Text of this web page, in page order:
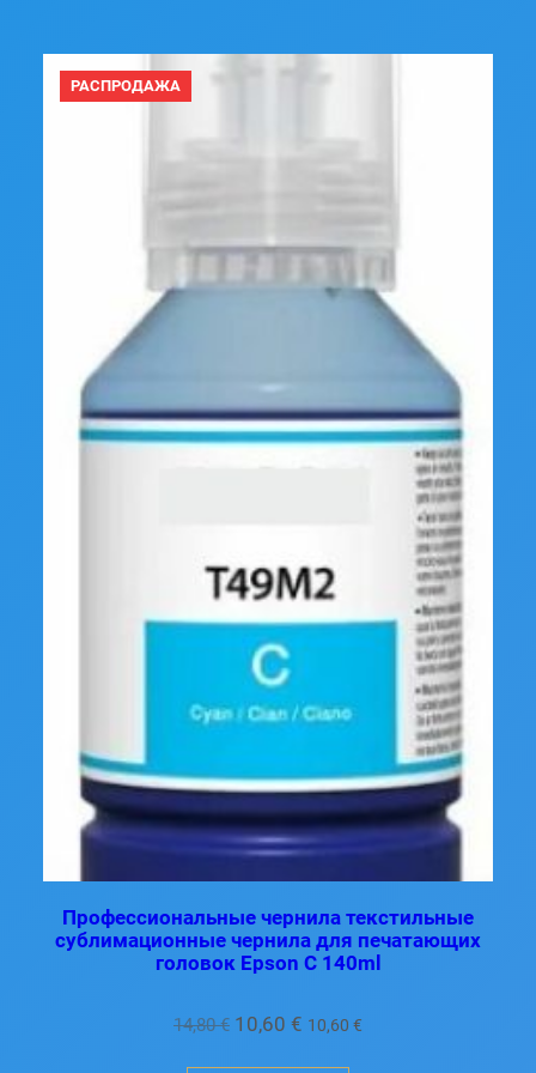
РАСПРОДАЖАПРОДАВАЕМЫЙ
ТОВАР
Профессиональные чернила текстильные
сублимационные чернила для печатающих
головок Epson C 140ml
14,80€ Первоначальная
10,60 € Текущая
10,60 €